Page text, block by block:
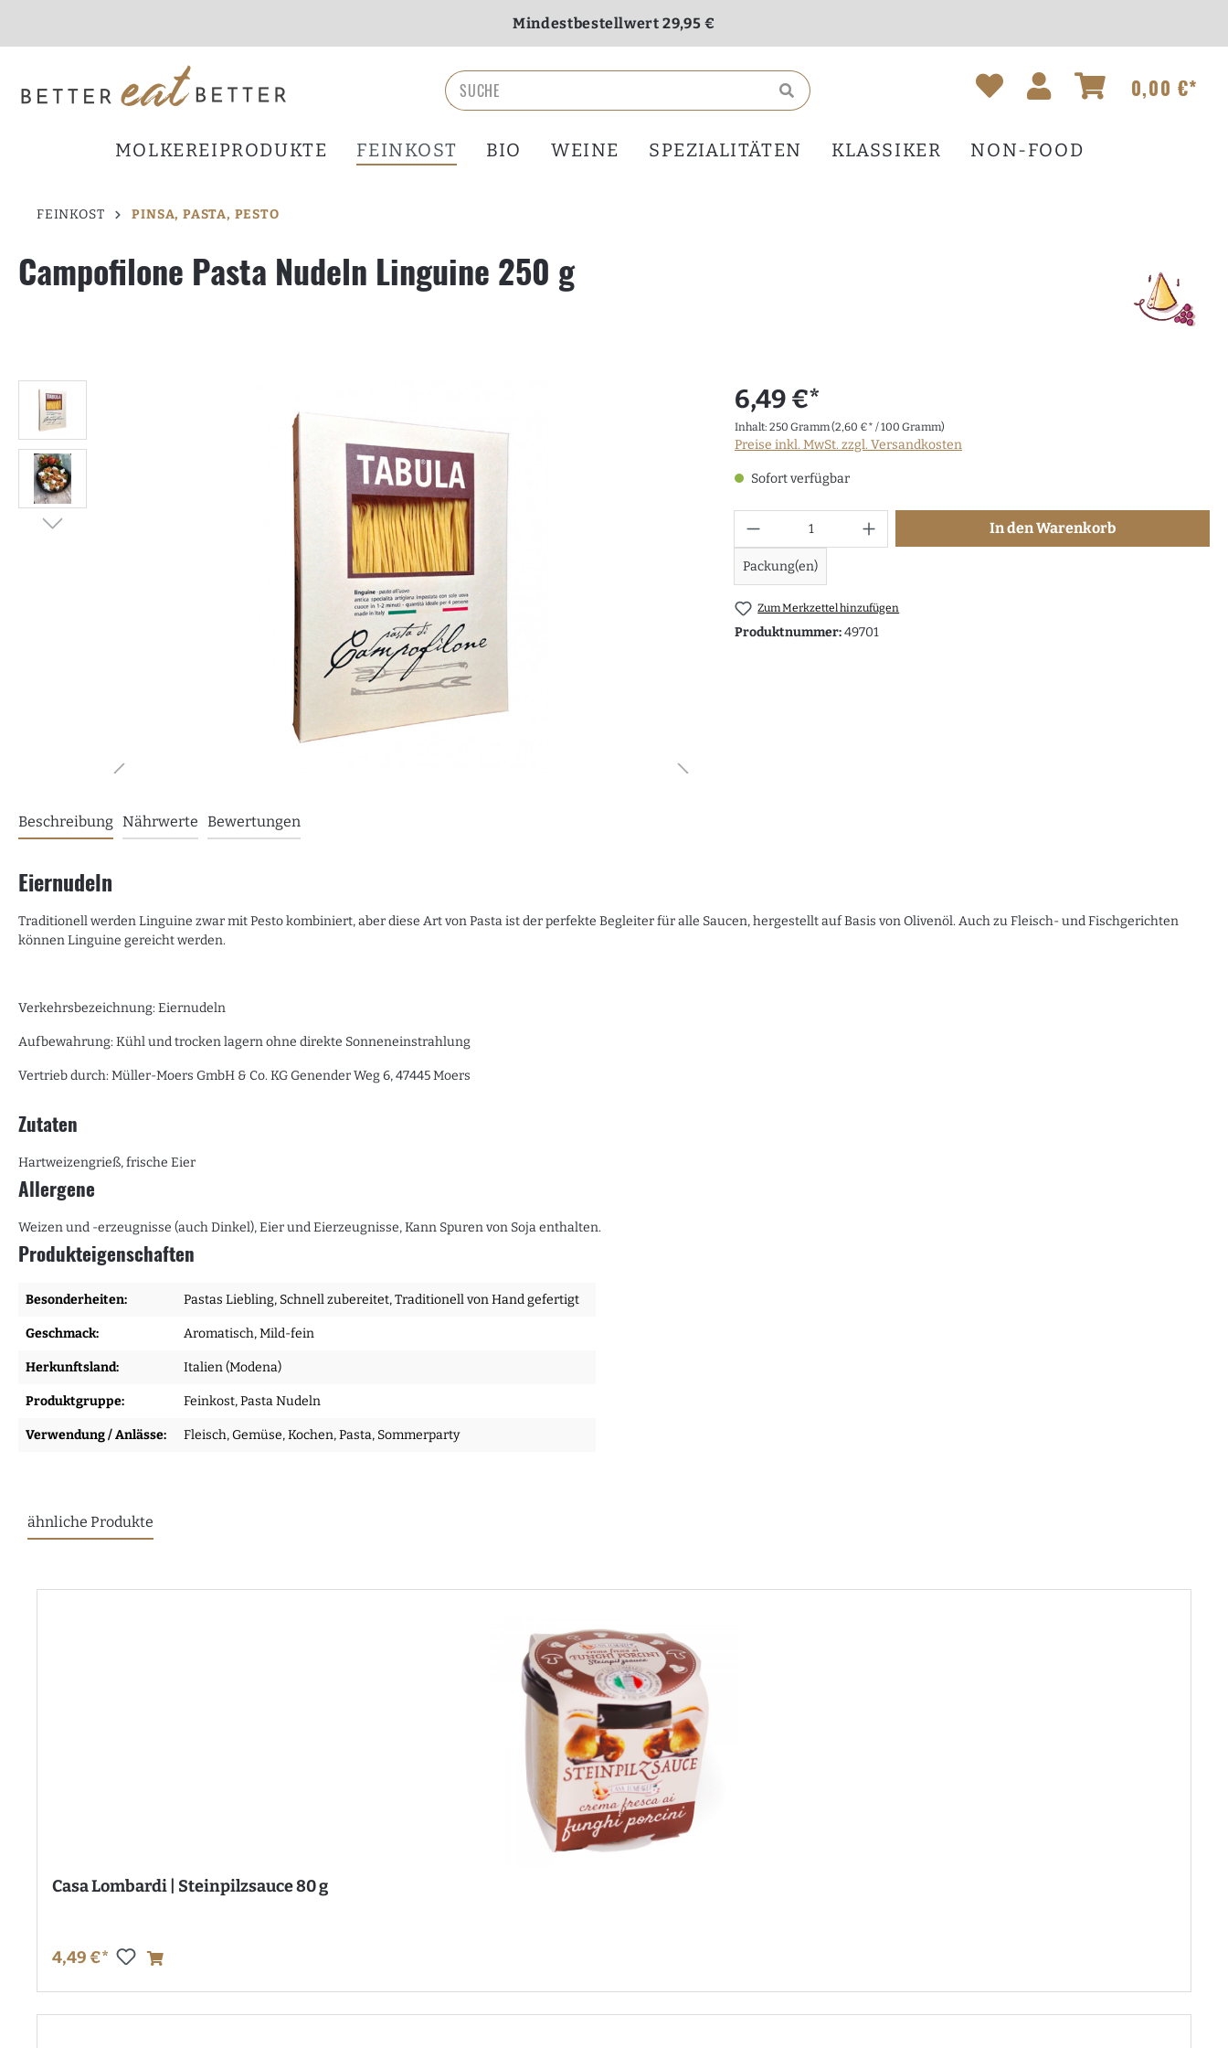
Mindestbestellwert 29,95 €
Versandkostenfrei ab 70,00 €
0,00 €*
MOLKEREIPRODUKTE FEINKOST BIO WEINE SPEZIALITÄTEN KLASSIKER NON-FOOD
FEINKOST PINSA, PASTA, PESTO
Campofilone Pasta Nudeln Linguine 250 g
6,49 €*
Inhalt: 250 Gramm(2,60 €* / 100 Gramm)
Preise inkl. MwSt. zzgl. Versandkosten
Sofort verfügbar
Packung(en)
In den Warenkorb
Zum Merkzettel hinzufügen
Produktnummer:49701
Beschreibung Nährwerte Bewertungen
Eiernudeln
Traditionell werden Linguine zwar mit Pesto kombiniert, aber diese Art von Pasta ist der perfekte Begleiter für alle Saucen, hergestellt auf Basis von Olivenöl. Auch zu Fleisch- und Fischgerichten
können Linguine gereicht werden.
Verkehrsbezeichnung: Eiernudeln
Aufbewahrung: Kühl und trocken lagern ohne direkte Sonneneinstrahlung
Vertrieb durch: Müller-Moers GmbH & Co. KG Genender Weg 6, 47445 Moers
Zutaten
Hartweizengrieß, frische Eier
Allergene
Weizen und -erzeugnisse (auch Dinkel), Eier und Eierzeugnisse, Kann Spuren von Soja enthalten.
Produkteigenschaften
Besonderheiten: Pastas Liebling, Schnell zubereitet, Traditionell von Hand gefertigt
Geschmack: Aromatisch, Mild-fein
Herkunftsland: Italien (Modena)
Produktgruppe: Feinkost, Pasta Nudeln
Verwendung / Anlässe: Fleisch, Gemüse, Kochen, Pasta, Sommerparty
ähnliche Produkte
Casa Lombardi | Steinpilzsauce 80 g
4,49 €*